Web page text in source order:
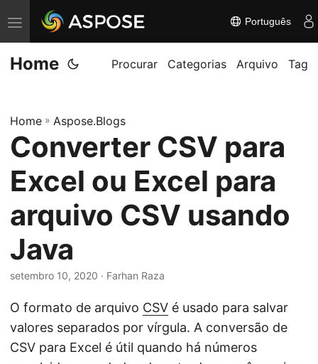
A
l
t
n
a
n
v
e
g
a
ç
ã
o
Português
Home Procurar Categorias Arquivo Tag
Home » Aspose.Blogs
Converter CSV para
Excel ou Excel para
arquivo CSV usando
Java
setembro 10, 2020 · Farhan Raza
O formato de arquivo CSV é usado para salvar
valores separados por vírgula. A conversão de
CSV para Excel é útil quando há números